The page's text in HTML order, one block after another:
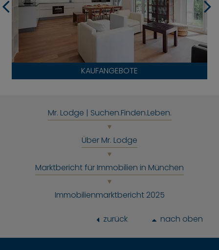
KAUFANGEBOTE
Mr. Lodge | Suchen.Finden.Leben.
Über Mr. Lodge
Marktbericht für Immobilien in München
Immobilienmarktbericht 2025
zurück nach oben